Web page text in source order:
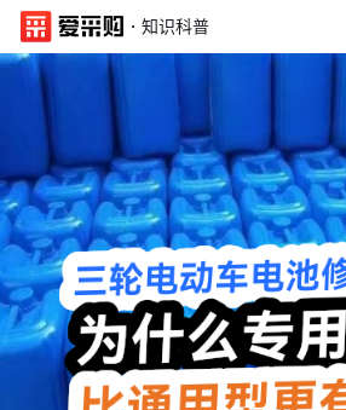
· 知识科普